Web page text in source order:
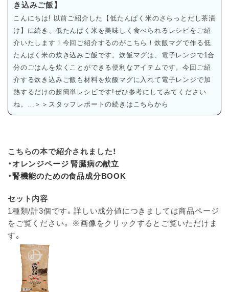
き込みご飯】
こんにちは! 以前ご紹介した【低たんぱく米のさらっとだし茶漬
け】に続き、低たんぱく米を美味しく食べられるレシピをご紹
介いたします！今回ご紹介するのがこちら！炊飯マグで作る低
たんぱく米の炊き込みご飯です。炊飯マグは、電子レンジで1合
分のごはんを炊くことができる便利なアイテムです。今回ご紹
介する炊き込みご飯も材料を炊飯マグに入れて電子レンジで加
熱するだけの超簡単レシピです!ぜひ参考にしてみてください
ね。… ＞＞スタッフレポートの続きはこちらから
こちらの本で紹介されました！
・オレンジページ 腎臓病の献立
・腎機能のための食品成分BOOK
セット内容
1種類/計3個です。詳しい成分値につきましては商品ページ
をご覧ください。 ※画像をクリックするとご覧いただけま
す。